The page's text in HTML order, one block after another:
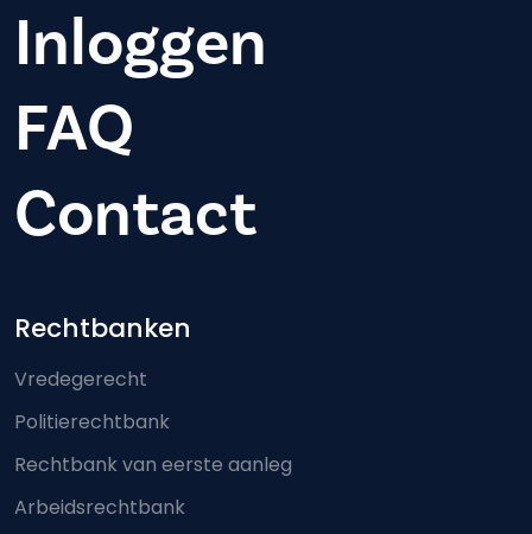
Inloggen
FAQ
Contact
Footer-menu
Rechtbanken
Vredegerecht
Politierechtbank
Rechtbank van eerste aanleg
Arbeidsrechtbank